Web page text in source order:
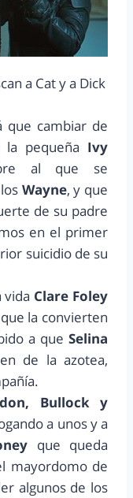
a Cat y a Dick
cambiar de
pequeña Ivy
al que se
Wayne, y que
de su padre
en el primer
suicidio de su
vida Clare Foley
la convierten
a que Selina
de la azotea,
Bullock y
a unos y a
que queda
mayordomo de
algunos de los